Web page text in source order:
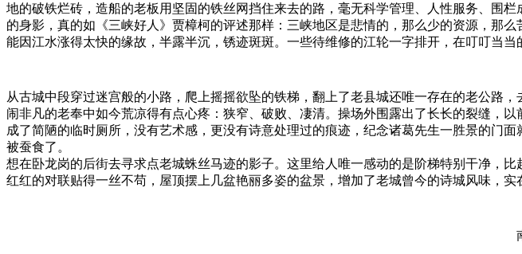
地的破铁烂砖，造船的老板用坚固的铁丝网挡住来去的路，毫无科学管理、人性服务、围
的身影，真的如《三峡好人》贾樟柯的评述那样：三峡地区是悲情的，那么少的资源，那
能因江水涨得太快的缘故，半露半沉，锈迹斑斑。一些待维修的江轮一字排开，在叮叮当当
从古城中段穿过迷宫般的小路，爬上摇摇欲坠的铁梯，翻上了老县城还唯一存在的老公路
闹非凡的老奉中如今荒凉得有点心疼：狭窄、破败、凄清。操场外围露出了长长的裂缝，
成了简陋的临时厕所，没有艺术感，更没有诗意处理过的痕迹，纪念诸葛先生一胜景的门
被蚕食了。
想在卧龙岗的后街去寻求点老城蛛丝马迹的影子。这里给人唯一感动的是阶梯特别干净，
红红的对联贴得一丝不苟，屋顶摆上几盆艳丽多姿的盆景，增加了老城曾今的诗城风味，实